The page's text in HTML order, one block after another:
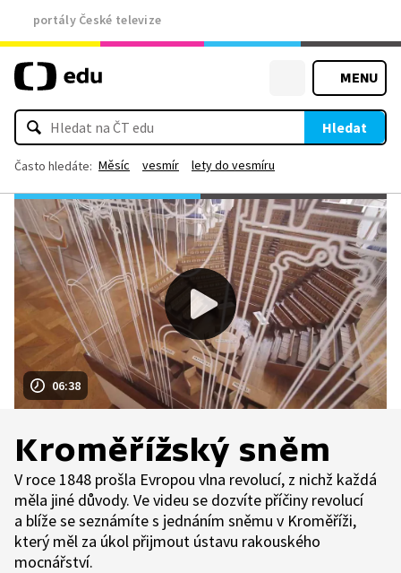
portály České televize
MENU
Hledat
Často hledáte: Měsíc vesmír lety do vesmíru
06:38
Kroměřížský sněm
V roce 1848 prošla Evropou vlna revolucí, z nichž každá
měla jiné důvody. Ve videu se dozvíte příčiny revolucí
a blíže se seznámíte s jednáním sněmu v Kroměříži,
který měl za úkol přijmout ústavu rakouského
mocnářství.